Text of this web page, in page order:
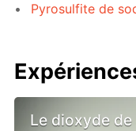
Pyrosulfite de
Le dioxyde